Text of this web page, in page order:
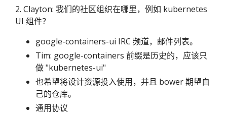
2. Clayton: 我们的社区组织在哪里，例如 kubernetes
UI 组件？
google-containers-ui IRC 频道，邮件列表。
Tim: google-containers 前缀是历史的，应该只
做 "kubernetes-ui"
也希望将设计资源投入使用，并且 bower 期望自
己的仓库。
通用协议